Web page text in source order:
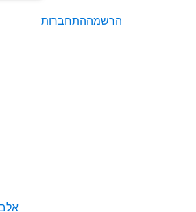
התחברותהרשמה